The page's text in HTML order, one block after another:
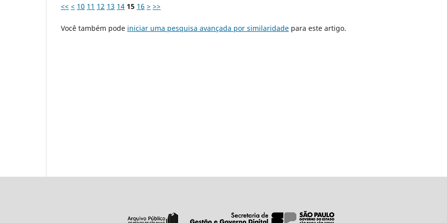
<< < 10 11 12 13 14 15 16 > >>
Você também pode iniciar uma pesquisa avançada por similaridade para este artigo.